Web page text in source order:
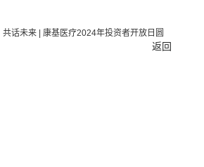
共话未来 | 康基医疗2024年投资者开放日圆
返回